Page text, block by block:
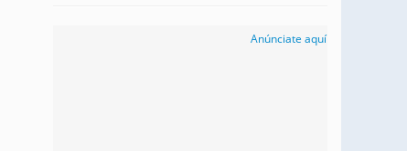
Anúnciate aquí